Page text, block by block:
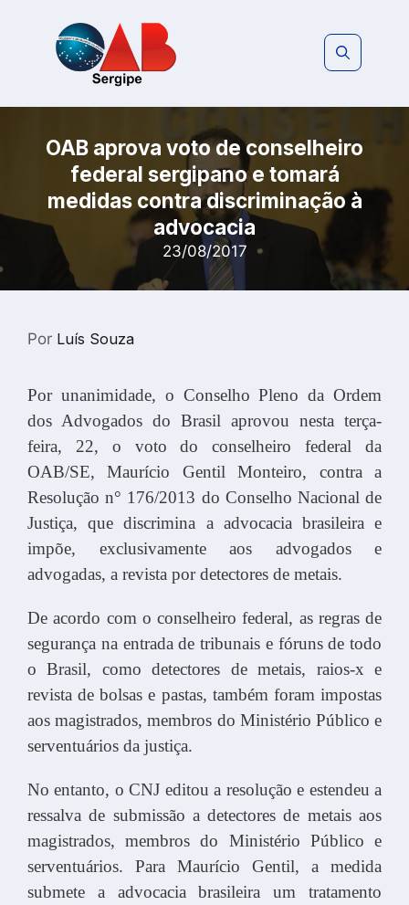
OAB aprova voto de conselheiro
federal sergipano e tomará
medidas contra discriminação à
advocacia
23/08/2017
Por Luís Souza
Por unanimidade, o Conselho Pleno da Ordem
dos Advogados do Brasil aprovou nesta terça-
feira, 22, o voto do conselheiro federal da
OAB/SE, Maurício Gentil Monteiro, contra a
Resolução n° 176/2013 do Conselho Nacional de
Justiça, que discrimina a advocacia brasileira e
impõe, exclusivamente aos advogados e
advogadas, a revista por detectores de metais.
De acordo com o conselheiro federal, as regras de
segurança na entrada de tribunais e fóruns de todo
o Brasil, como detectores de metais, raios-x e
revista de bolsas e pastas, também foram impostas
aos magistrados, membros do Ministério Público e
serventuários da justiça.
No entanto, o CNJ editou a resolução e estendeu a
ressalva de submissão a detectores de metais aos
magistrados, membros do Ministério Público e
serventuários. Para Maurício Gentil, a medida
submete a advocacia brasileira um tratamento